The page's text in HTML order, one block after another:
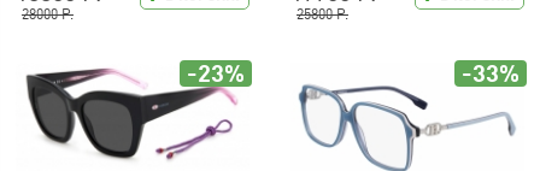
28000 Р. 25800 Р.
-23% -33%